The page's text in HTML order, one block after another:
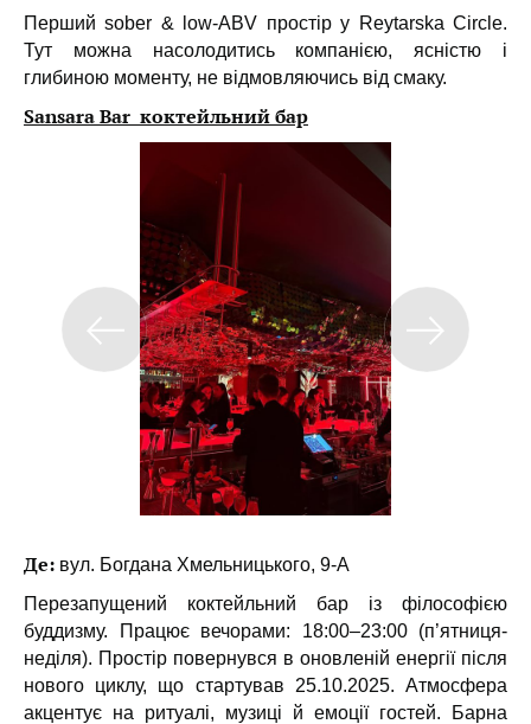
Перший sober & low-ABV простір у Reytarska Circle.
Тут можна насолодитись компанією, ясністю і
глибиною моменту, не відмовляючись від смаку.
Sansara Bar коктейльний бар
Де: вул. Богдана Хмельницького, 9-А
Перезапущений коктейльний бар із філософією
буддизму. Працює вечорами: 18:00–23:00 (п’ятниця-
неділя). Простір повернувся в оновленій енергії після
нового циклу, що стартував 25.10.2025. Атмосфера
акцентує на ритуалі, музиці й емоції гостей. Барна